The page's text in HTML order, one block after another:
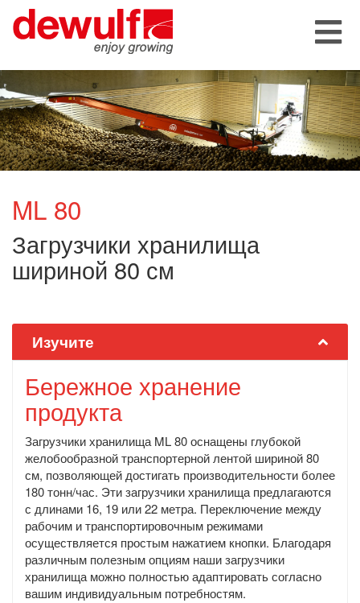
ML 80
Загрузчики хранилища
шириной 80 см
Изучите
Бережное хранение
продукта
Загрузчики хранилища ML 80 оснащены глубокой
желобообразной транспортерной лентой шириной 80
см, позволяющей достигать производительности более
180 тонн/час. Эти загрузчики хранилища предлагаются
с длинами 16, 19 или 22 метра. Переключение между
рабочим и транспортировочным режимами
осуществляется простым нажатием кнопки. Благодаря
различным полезным опциям наши загрузчики
хранилища можно полностью адаптировать согласно
вашим индивидуальным потребностям.